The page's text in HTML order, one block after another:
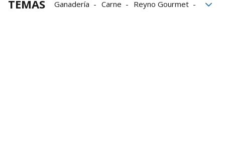
TEMAS Ganadería Carne
Reyno Gourmet